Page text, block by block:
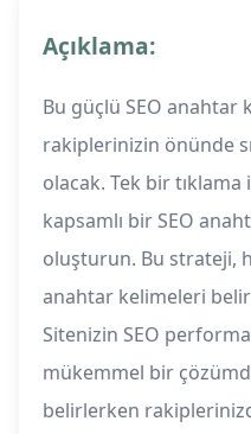
Açıklama:
Bu güçlü SEO anahtar
rakiplerinizin önünde
olacak. Tek bir tıklama
kapsamlı bir SEO
oluşturun. Bu strateji,
anahtar kelimeleri
Sitenizin SEO
mükemmel bir
belirlerken